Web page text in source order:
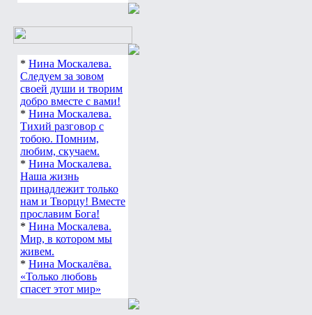
* Нина Москалева.
Следуем за зовом
своей души и творим
добро вместе с вами!
* Нина Москалева.
Тихий разговор с
тобою. Помним,
любим, скучаем.
* Нина Москалева.
Наша жизнь
принадлежит только
нам и Творцу! Вместе
прославим Бога!
* Нина Москалева.
Мир, в котором мы
живем.
* Нина Москалёва.
«Только любовь
спасет этот мир»